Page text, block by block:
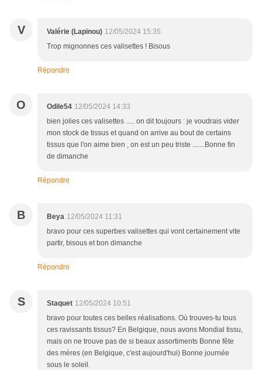
V Valérie (Lapinou) 12/05/2024 15:35
Trop mignonnes ces valisettes ! Bisous
Répondre
O Odile54 12/05/2024 14:33
bien jolies ces valisettes ..... on dit toujours : je voudrais vider
mon stock de tissus et quand on arrive au bout de certains
tissus que l'on aime bien , on est un peu triste .......Bonne fin
de dimanche
Répondre
B Beya 12/05/2024 11:31
bravo pour ces superbes valisettes qui vont certainement vite
partir, bisous et bon dimanche
Répondre
S Staquet 12/05/2024 10:51
bravo pour toutes ces belles réalisations. Où trouves-tu tous
ces ravissants tissus? En Belgique, nous avons Mondial tissu,
mais on ne trouve pas de si beaux assortiments Bonne fête
des mères (en Belgique, c'est aujourd'hui) Bonne journée
sous le soleil.